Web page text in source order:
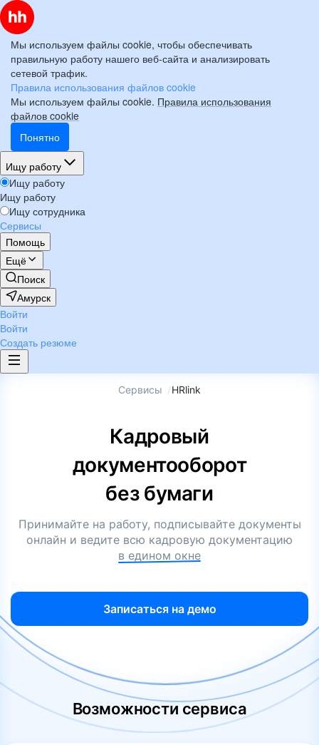
Мы используем файлы cookie, чтобы обеспечивать
правильную работу нашего веб-сайта и анализировать
сетевой трафик.
Правила использования файлов cookie
Мы используем файлы cookie. Правила использования
файлов cookie
Понятно
Ищу работу
Ищу работу
Ищу работу
Ищу сотрудника
Сервисы
Помощь
Ещё
Поиск
Амурск
Войти
Войти
Создать резюме
Сервисы /HRlink
Кадровый
документооборот
без бумаги
Принимайте на работу, подписывайте документы
онлайн и ведите всю кадровую документацию
в едином окне
Записаться на демо
Возможности сервиса